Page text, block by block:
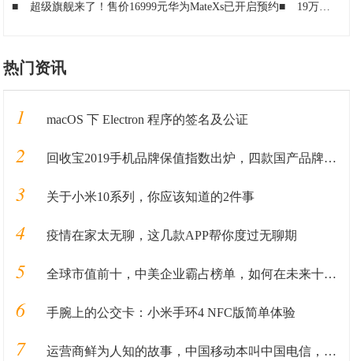
■ 超级旗舰来了！售价16999元华为MateXs已开启预约■ 19万员工的华为，是怎么复工的？
热门资讯
1 macOS 下 Electron 程序的签名及公证
2 回收宝2019手机品牌保值指数出炉，四款国产品牌保值率超华为
3 关于小米10系列，你应该知道的2件事
4 疫情在家太无聊，这几款APP帮你度过无聊期
5 全球市值前十，中美企业霸占榜单，如何在未来十年里长盛不衰
6 手腕上的公交卡：小米手环4 NFC版简单体验
7 运营商鲜为人知的故事，中国移动本叫中国电信，电信本来叫什么？